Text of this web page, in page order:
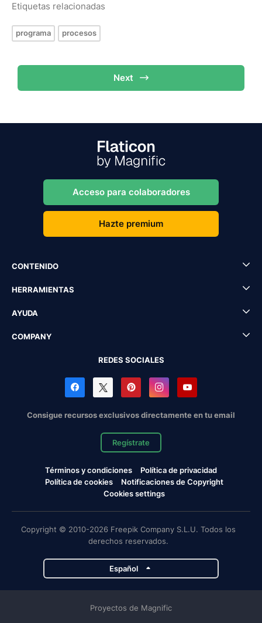
Etiquetas relacionadas
programa procesos
Next
Acceso para colaboradores
Hazte premium
CONTENIDO
HERRAMIENTAS
AYUDA
COMPANY
REDES SOCIALES
Consigue recursos exclusivos directamente en tu email
Regístrate
Términos y condiciones
Política de privacidad
Política de cookies
Notificaciones de Copyright
Cookies settings
Copyright © 2010-2026 Freepik Company S.L.U. Todos los
derechos reservados.
Español
Proyectos de Magnific